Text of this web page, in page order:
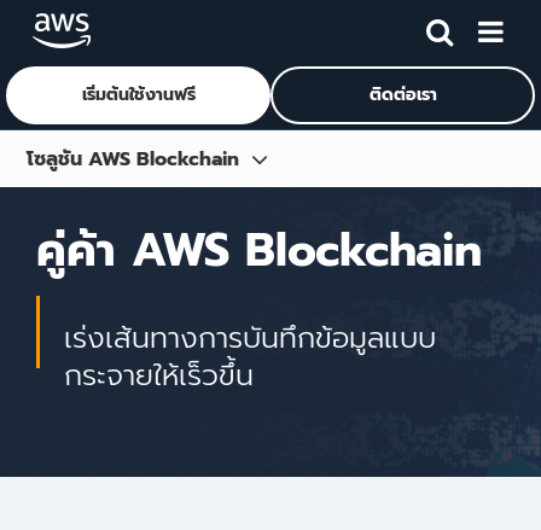
ข้ามไปที่เนื้อหาหลัก
เริ่มต้นใช้งานฟรี ติดต่อเรา
โซลูชัน AWS Blockchain
โซลูชันคู่ค้า
การฝึกอบรบ Blockchain Navigate
คู่ค้า AWS Blockchain
เร่งเส้นทางการบันทึกข้อมูลแบบ
กระจายให้เร็วขึ้น